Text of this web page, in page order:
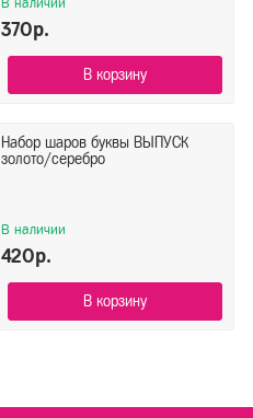
370р.
В корзину
Набор шаров буквы ВЫПУСК
золото/серебро
В наличии
420р.
В корзину